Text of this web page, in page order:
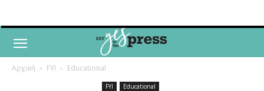
Αρχική FYI Educational
FYI Educational